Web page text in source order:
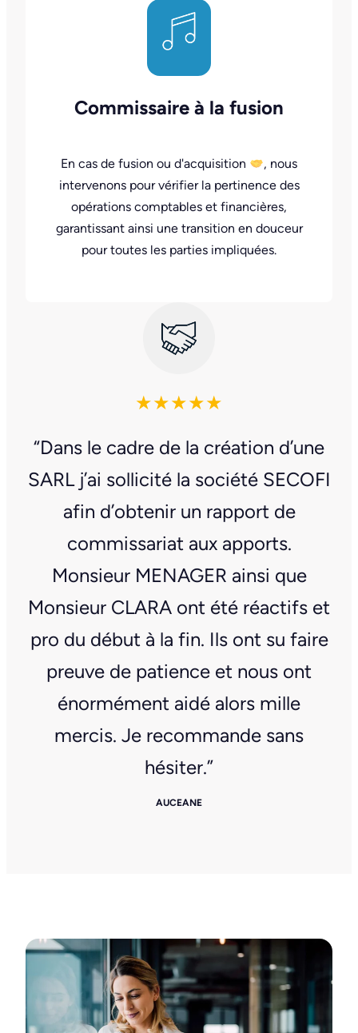
Commissaire à la fusion
En cas de fusion ou d'acquisition
, nous
intervenons pour vérifier la pertinence des
opérations comptables et financières,
garantissant ainsi une transition en douceur
pour toutes les parties impliquées.
★★★★★
“Dans le cadre de la création d’une
SARL j’ai sollicité la société SECOFI
afin d’obtenir un rapport de
commissariat aux apports.
Monsieur MENAGER ainsi que
Monsieur CLARA ont été réactifs et
pro du début à la fin. Ils ont su faire
preuve de patience et nous ont
énormément aidé alors mille
mercis. Je recommande sans
hésiter.”
AUCEANE